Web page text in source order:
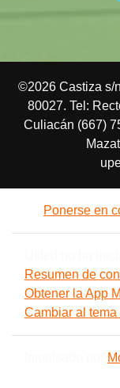
©2026 Castiza s/
80027. Tel:
Culiacán (667)
Ponerse en
Resumen de
Obtener la App
Cambiar al tema